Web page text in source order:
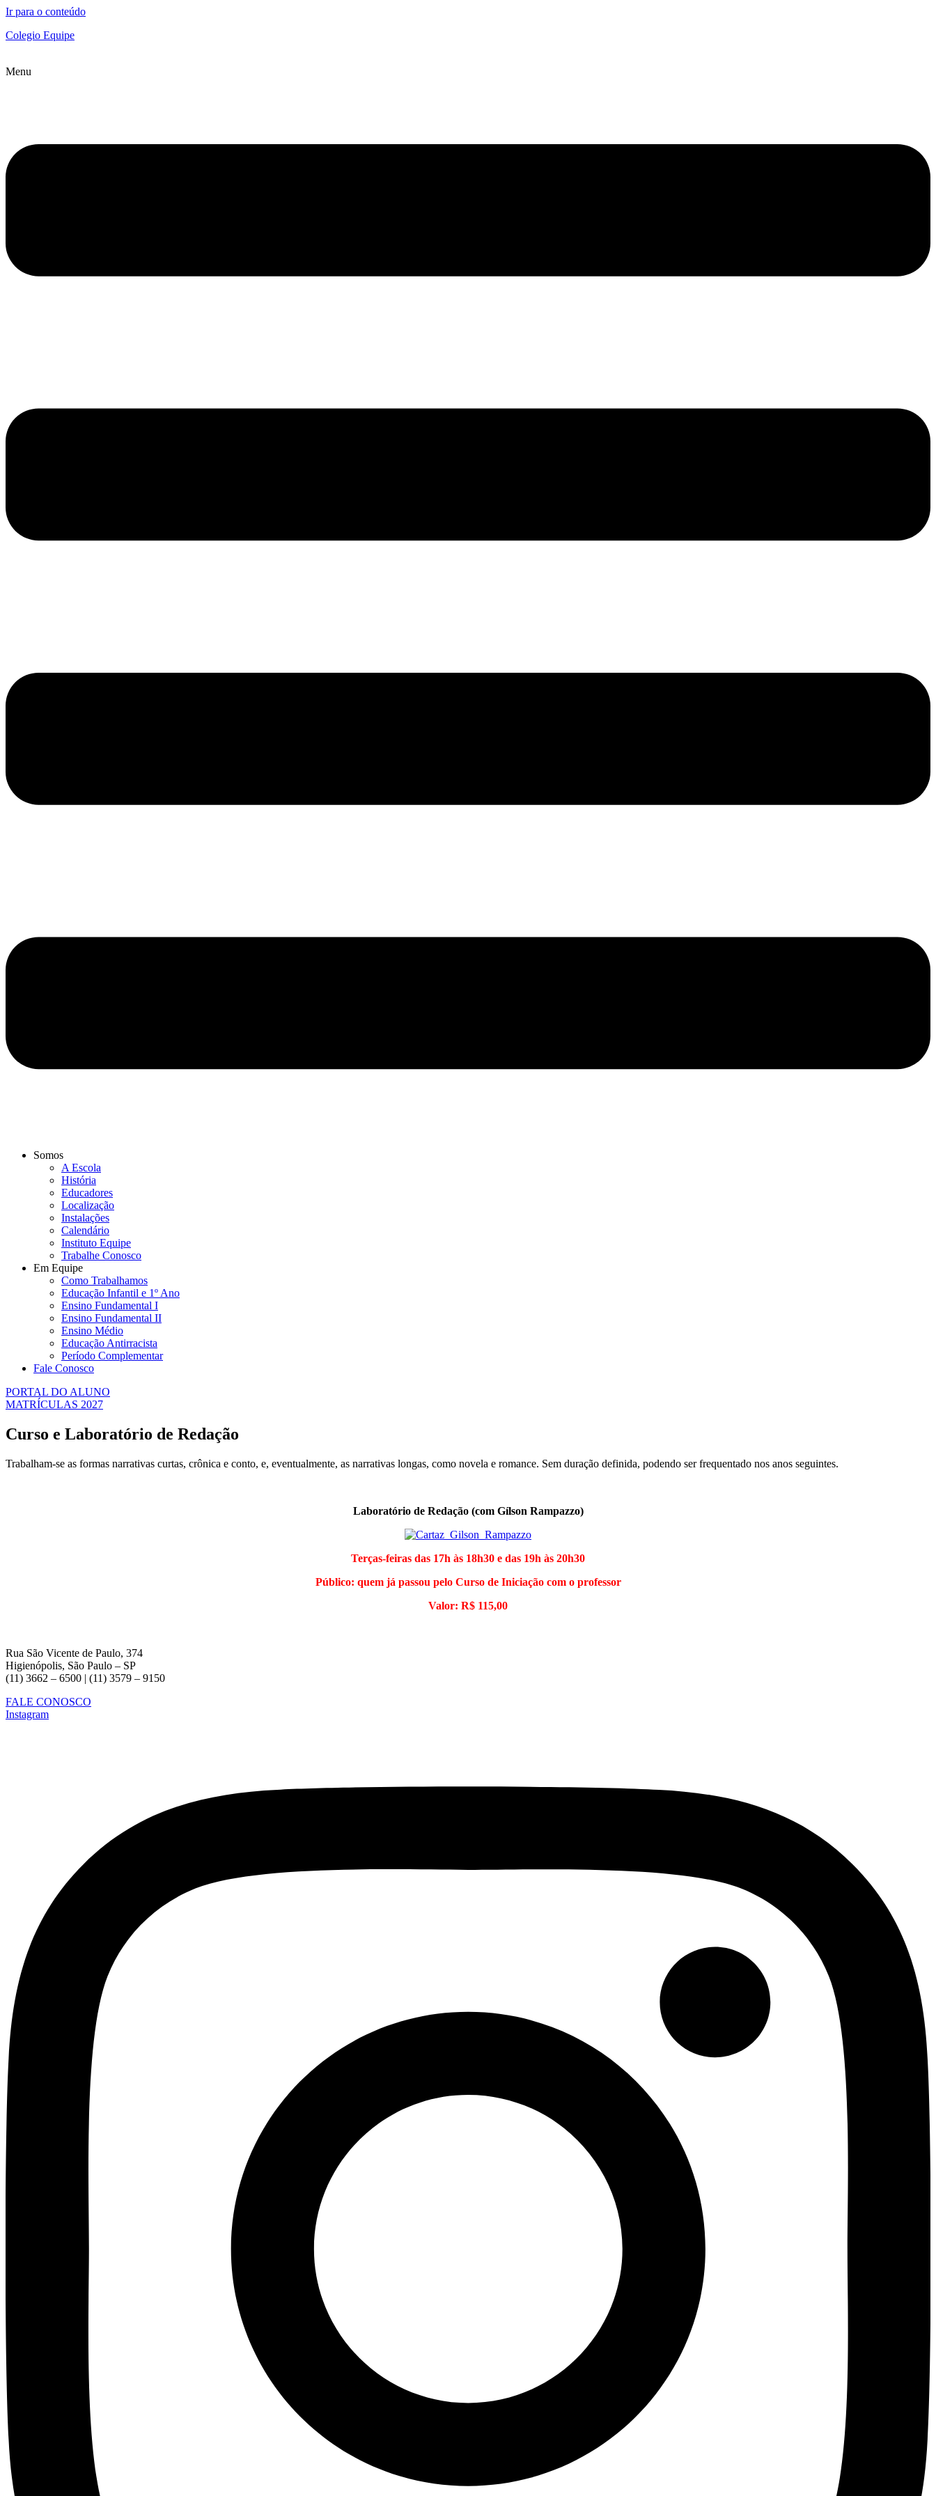
Ir para o conteúdo
Colegio Equipe
Menu
Somos
A Escola
História
Educadores
Localização
Instalações
Calendário
Instituto Equipe
Trabalhe Conosco
Em Equipe
Como Trabalhamos
Educação Infantil e 1º Ano
Ensino Fundamental I
Ensino Fundamental II
Ensino Médio
Educação Antirracista
Período Complementar
Fale Conosco
PORTAL DO ALUNO
MATRÍCULAS 2027
Curso e Laboratório de Redação
Trabalham-se as formas narrativas curtas, crônica e conto, e, eventualmente, as narrativas longas, como novela e romance. Sem duração definida, podendo ser frequentado nos anos seguintes.
Laboratório de Redação (com Gílson Rampazzo)
Terças-feiras das 17h às 18h30 e das 19h às 20h30
Público: quem já passou pelo Curso de Iniciação com o professor
Valor: R$ 115,00
Rua São Vicente de Paulo, 374
Higienópolis, São Paulo – SP
(11) 3662 – 6500 | (11) 3579 – 9150
FALE CONOSCO
Instagram